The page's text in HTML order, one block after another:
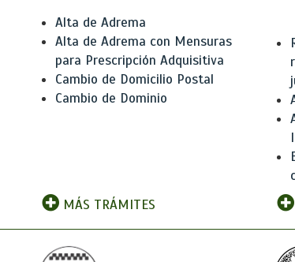
Alta de Adrema
Alta de Adrema con Mensuras
para Prescripción Adquisitiva
Cambio de Domicilio Postal
Cambio de Dominio
MÁS TRÁMITES